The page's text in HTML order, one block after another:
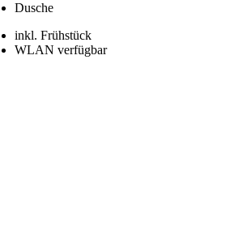
Dusche
inkl. Frühstück
WLAN verfügbar